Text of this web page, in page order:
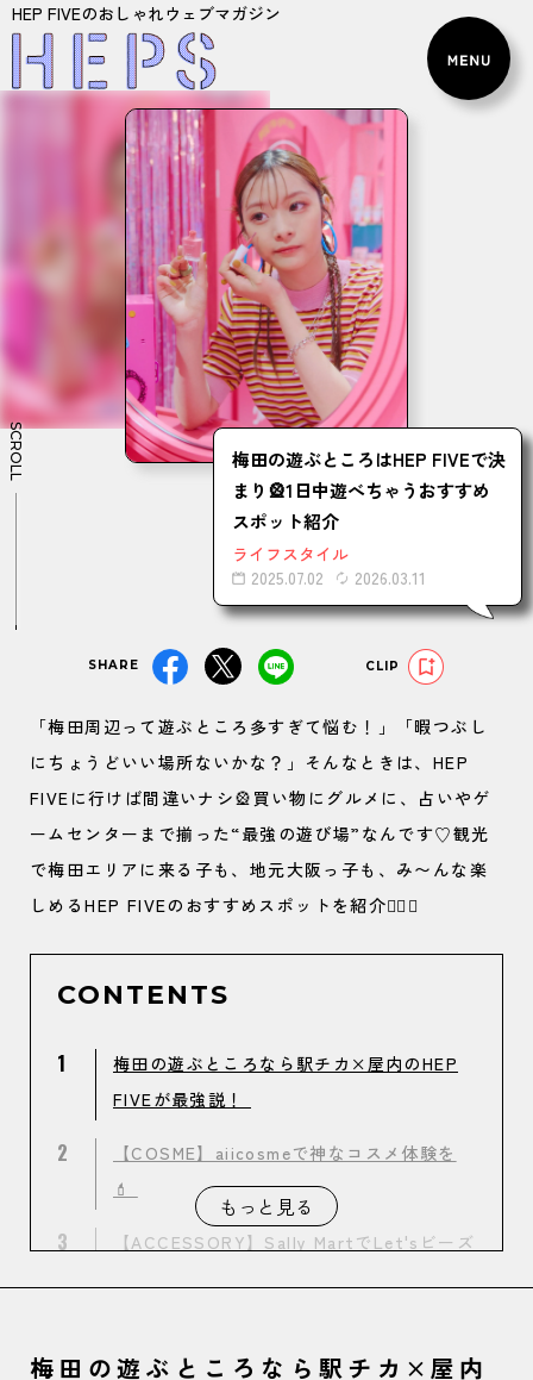
HEP FIVEのおしゃれウェブマガジン
梅田の遊ぶところはHEP FIVEで決
まり🎡1日中遊べちゃうおすすめ
スポット紹介
ライフスタイル
2025.07.02
2026.03.11
SCROLL
SHARE CLIP
「梅田周辺って遊ぶところ多すぎて悩む！」「暇つぶし
にちょうどいい場所ないかな？」そんなときは、HEP
FIVEに行けば間違いナシ🎡買い物にグルメに、占いやゲ
ームセンターまで揃った“最強の遊び場”なんです♡観光
で梅田エリアに来る子も、地元大阪っ子も、み〜んな楽
しめるHEP FIVEのおすすめスポットを紹介🏃‍♀️✨
CONTENTS
1
梅田の遊ぶところなら駅チカ×屋内のHEP
FIVEが最強説！
2
【COSME】aiicosmeで神なコスメ体験を
💄
3
【ACCESSORY】Sally MartでLet'sビーズ
4
【FASHION】お出かけの相棒はcrocsで
もっと見る
梅田の遊ぶところなら駅チカ×屋内